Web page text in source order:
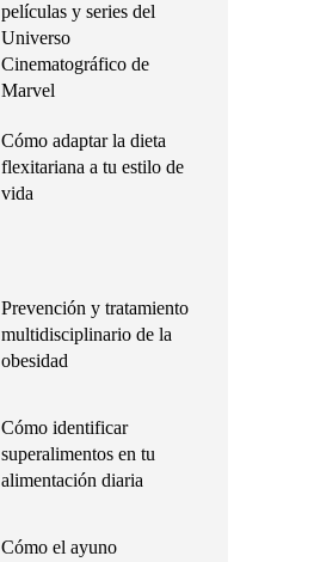
películas y series del
Universo
Cinematográfico de
Marvel
Cómo adaptar la dieta
flexitariana a tu estilo de
vida
Prevención y tratamiento
multidisciplinario de la
obesidad
Cómo identificar
superalimentos en tu
alimentación diaria
Cómo el ayuno